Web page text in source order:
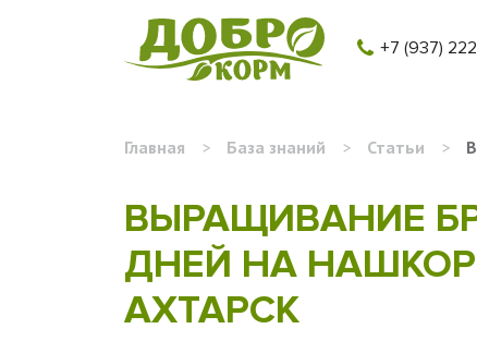
+7 (937)
Главная > База знаний > Статьи >
ВЫРАЩИВАНИЕ
ДНЕЙ НА
АХТАРСК